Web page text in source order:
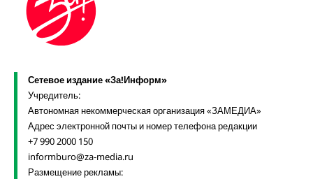
Сетевое издание «За!Информ»
Учредитель:
Автономная некоммерческая организация «ЗАМЕДИА»
Адрес электронной почты и номер телефона редакции
+7 990 2000 150
informburo@za-media.ru
Размещение рекламы: